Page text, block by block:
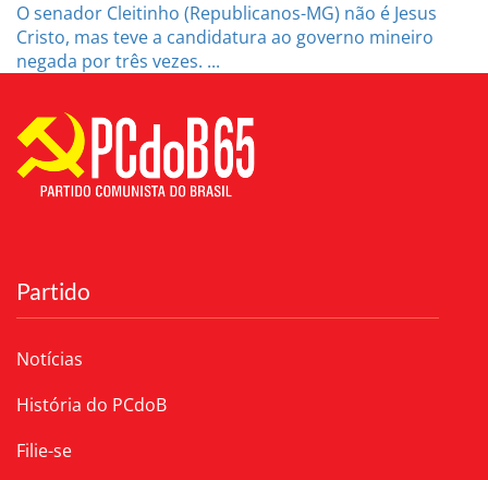
O senador Cleitinho (Republicanos-MG) não é Jesus
Cristo, mas teve a candidatura ao governo mineiro
negada por três vezes. ...
Partido
Notícias
História do PCdoB
Filie-se